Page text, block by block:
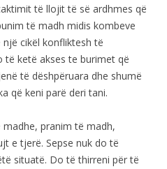
të llojit të së ardhmes që
të madh midis kombeve
cikël konfliktesh të
të ketë akses te burimet që
të dëshpëruara dhe shumë
që keni parë deri tani.
pranim të madh,
e tjerë. Sepse nuk do të
situatë. Do të thirreni për të